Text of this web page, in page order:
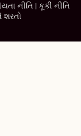
નીતિ | કૂકી નીતિ